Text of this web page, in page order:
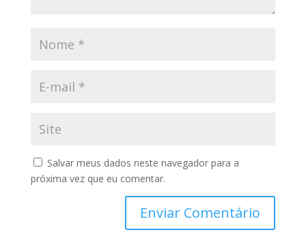
Salvar meus dados neste navegador para a
próxima vez que eu comentar.